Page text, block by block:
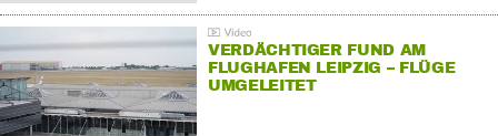
VERDÄCHTIGER FUND AM
FLUGHAFEN LEIPZIG – FLÜGE
UMGELEITET